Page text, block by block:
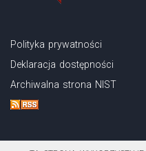
Polityka prywatności
Deklaracja dostępności
Archiwalna strona NIST